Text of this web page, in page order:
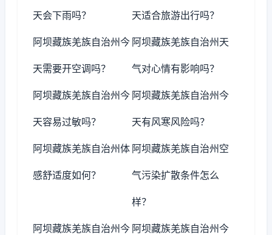
天会下雨吗？ 天适合旅游出行吗？
阿坝藏族羌族自治州今
天需要开空调吗？
阿坝藏族羌族自治州天
气对心情有影响吗？
阿坝藏族羌族自治州今
天容易过敏吗？
阿坝藏族羌族自治州今
天有风寒风险吗？
阿坝藏族羌族自治州体
感舒适度如何？
阿坝藏族羌族自治州空
气污染扩散条件怎么
样？
阿坝藏族羌族自治州今 阿坝藏族羌族自治州今